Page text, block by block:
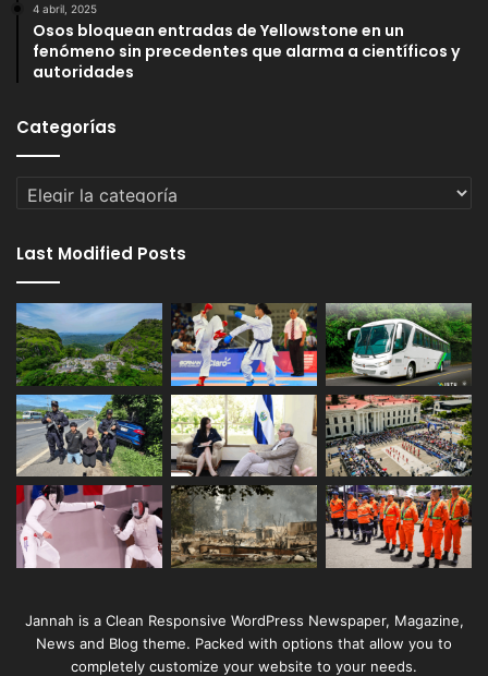
4 abril, 2025
Osos bloquean entradas de Yellowstone en un
fenómeno sin precedentes que alarma a científicos y
autoridades
Categorías
Categorías
Last Modified Posts
Jannah is a Clean Responsive WordPress Newspaper, Magazine,
News and Blog theme. Packed with options that allow you to
completely customize your website to your needs.